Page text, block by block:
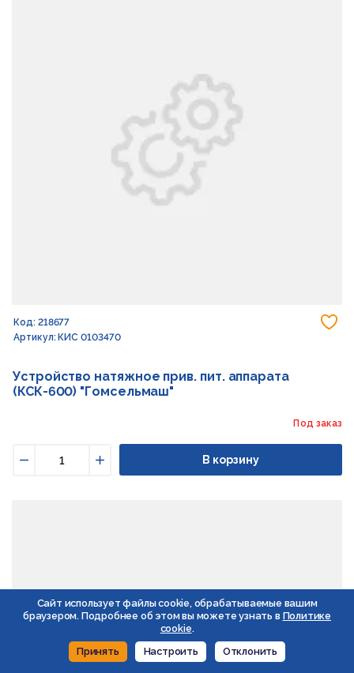
Код: 218677
Артикул: КИС 0103470
Устройство натяжное прив. пит. аппарата
(КСК-600) "Гомсельмаш"
Под заказ
Увеличить
В корзину
Сайт использует файлы cookie, обрабатываемые вашим
браузером. Подробнее об этом вы можете узнать в Политике
cookie.
Принять
Настроить Отклонить